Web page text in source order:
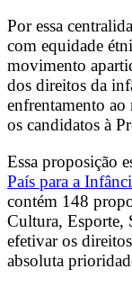
Por essa
com equidade
movimento
dos direitos da
enfrentamento ao
os candidatos à
Essa proposição
País para a
contém 148
Cultura, Esporte,
efetivar os
absoluta